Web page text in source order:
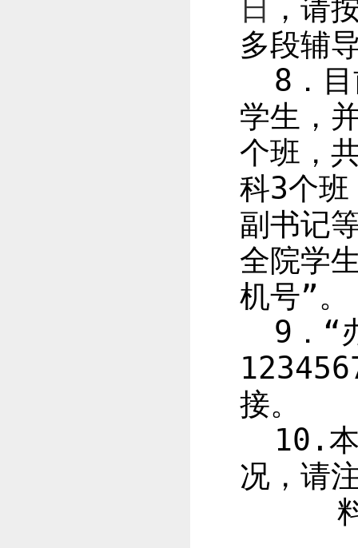
日 ，请
多段辅
8 ．
学生，
个班，
科3个班
副书记
全院学
机号”。
9 ．
接。
10.
况，请